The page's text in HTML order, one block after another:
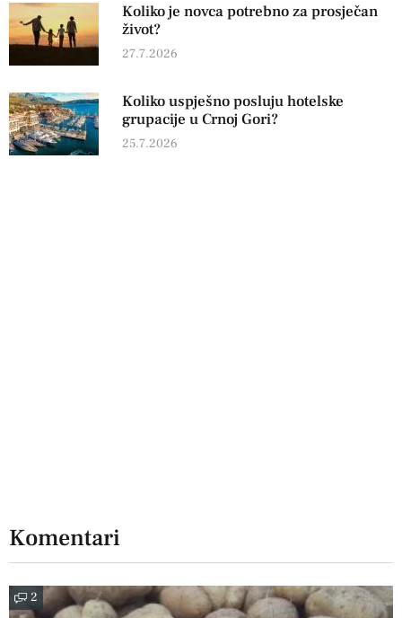
Koliko je novca potrebno za prosječan
život?
27.7.2026
Koliko uspješno posluju hotelske
grupacije u Crnoj Gori?
25.7.2026
Komentari
2